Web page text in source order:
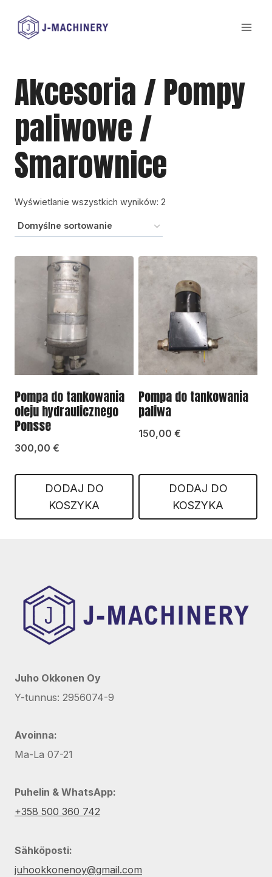
Akcesoria / Pompy
paliwowe /
Smarownice
Wyświetlanie wszystkich wyników: 2
Pompa do tankowania
oleju hydraulicznego
Ponsse
300,00 €
DODAJ DO
KOSZYKA
Pompa do tankowania
paliwa
150,00 €
DODAJ DO
KOSZYKA
Juho Okkonen Oy
Y-tunnus: 2956074-9
Avoinna:
Ma-La 07-21
Puhelin & WhatsApp:
+358 500 360 742
Sähköposti:
juhookkonenoy@gmail.com